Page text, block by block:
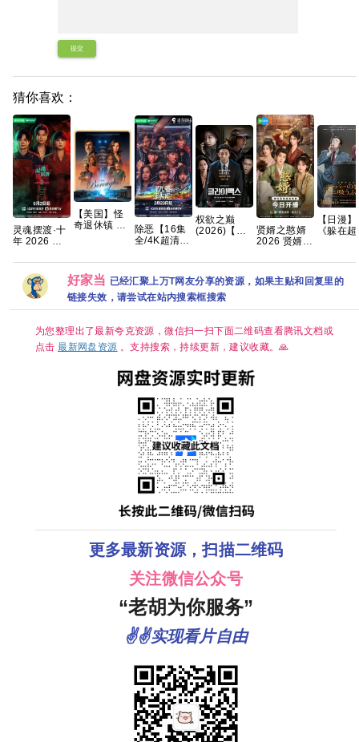
提交
猜你喜欢：
灵魂摆渡·十
年 2026 灵
疑惊悚奇幻
冒险 于毅 刘
智扬 肖茵 已
更最新 夸克
【美国】怪
奇退休镇 第
自治镇 夸克
除恶【16集
全/4K超清臻
迷雾剧场，
开年人性犯
罪大剧 夸克
权欲之巅
(2026)【全
【韩语】
【中文字
幕】
【13.7G】
惊悚 悬疑 」
贤婿之憨婿
2026 贤婿2
情 潘毅鸿 朱
容君 范梦 徐
紫茵 已更最
【日漫】
《躲在
动画/剧
情/CR完
夸克
好家当 已经汇聚上万T网友分享的资源，如果主贴和回复里的
链接失效，请尝试在站内搜索框搜索
为您整理出了最新夸克资源，微信扫一扫下面二维码查看腾讯文档或
点击最新网盘资源 。支持搜索，持续更新，建议收藏。🙏
更多最新资源，扫描二维码
关注微信公众号
“老胡为你服务”
✌✌实现看片自由